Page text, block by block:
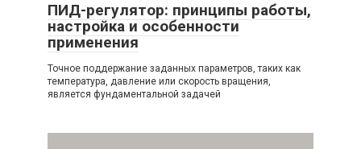
ПИД-регулятор: принципы работы,
настройка и особенности
применения
Точное поддержание заданных параметров, таких как
температура, давление или скорость вращения,
является фундаментальной задачей